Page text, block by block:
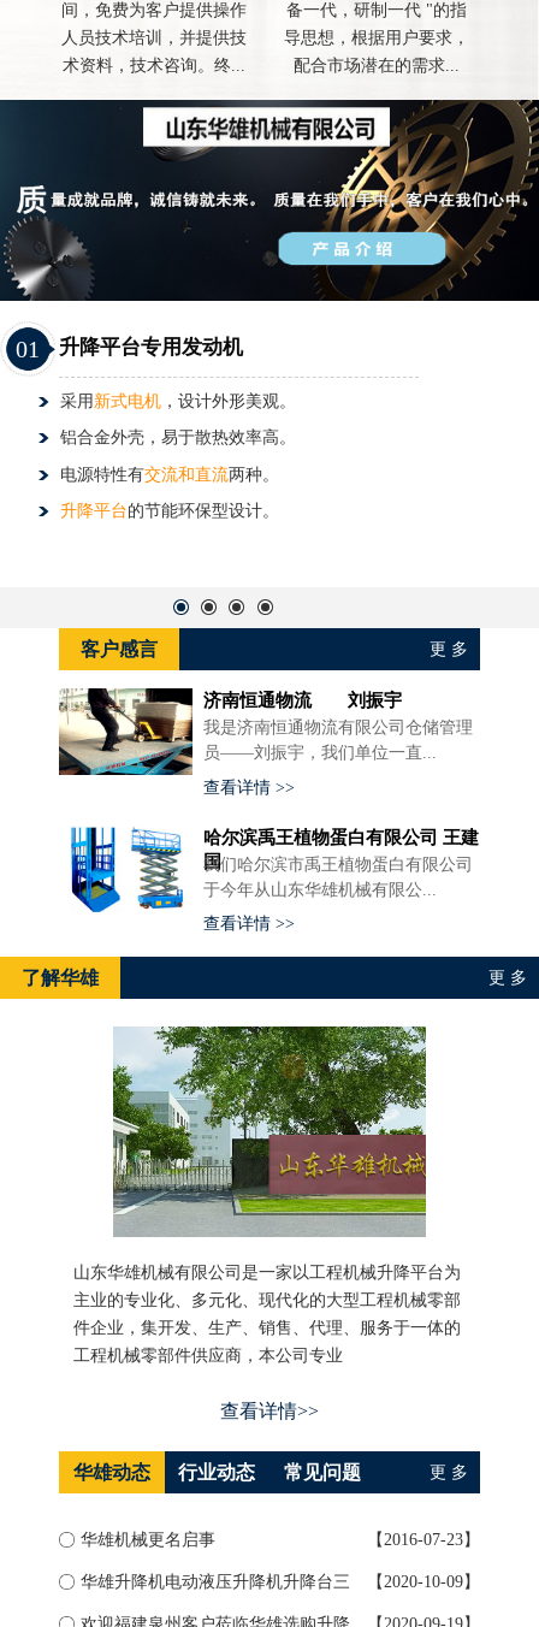
间，免费为客户提供操作
人员技术培训，并提供技
术资料，技术咨询。终...
备一代，研制一代 "的指
导思想，根据用户要求，
配合市场潜在的需求...
01 升降平台专用发动机
采用 新式电机，设计外形美观。
铝合金外壳，易于散热效率高。
电源特性有交流和直流两种。
升降平台的节能环保型设计。
更 多
客户感言
济南恒通物流 刘振宇
我是济南恒通物流有限公司仓储管理
员——刘振宇，我们单位一直...
查看详情 >>
哈尔滨禹王植物蛋白有限公司 王建
国
我们哈尔滨市禹王植物蛋白有限公司
于今年从山东华雄机械有限公...
查看详情 >>
更 多
了解华雄
山东华雄机械有限公司是一家以工程机械升降平台为
主业的专业化、多元化、现代化的大型工程机械零部
件企业，集开发、生产、销售、代理、服务于一体的
工程机械零部件供应商，本公司专业
查看详情>>
更 多
华雄动态 行业动态 常见问题
【2016-07-23】
华雄机械更名启事
【2020-10-09】
华雄升降机电动液压升降机升降台三